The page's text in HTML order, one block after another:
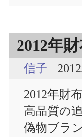
2012年
信子
2012年財
高品質の
偽物ブラ